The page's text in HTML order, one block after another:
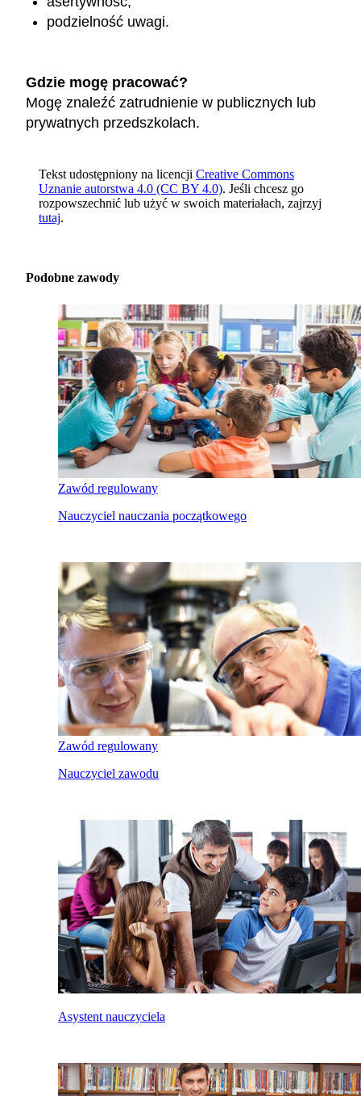
podzielność uwagi.
Gdzie mogę pracować?
Mogę znaleźć zatrudnienie w publicznych lub
prywatnych przedszkolach.
Tekst udostępniony na licencji Creative Commons
Uznanie autorstwa 4.0 (CC BY 4.0). Jeśli chcesz go
rozpowszechnić lub użyć w swoich materiałach, zajrzyj
tutaj.
Podobne zawody
Zawód regulowany
Nauczyciel nauczania początkowego
Zawód regulowany
Nauczyciel zawodu
Asystent nauczyciela